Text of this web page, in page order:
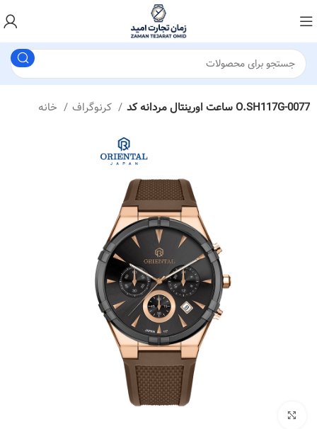
کرنوگراف ساعت اورینتال مردانه کد O.SH117G-0077